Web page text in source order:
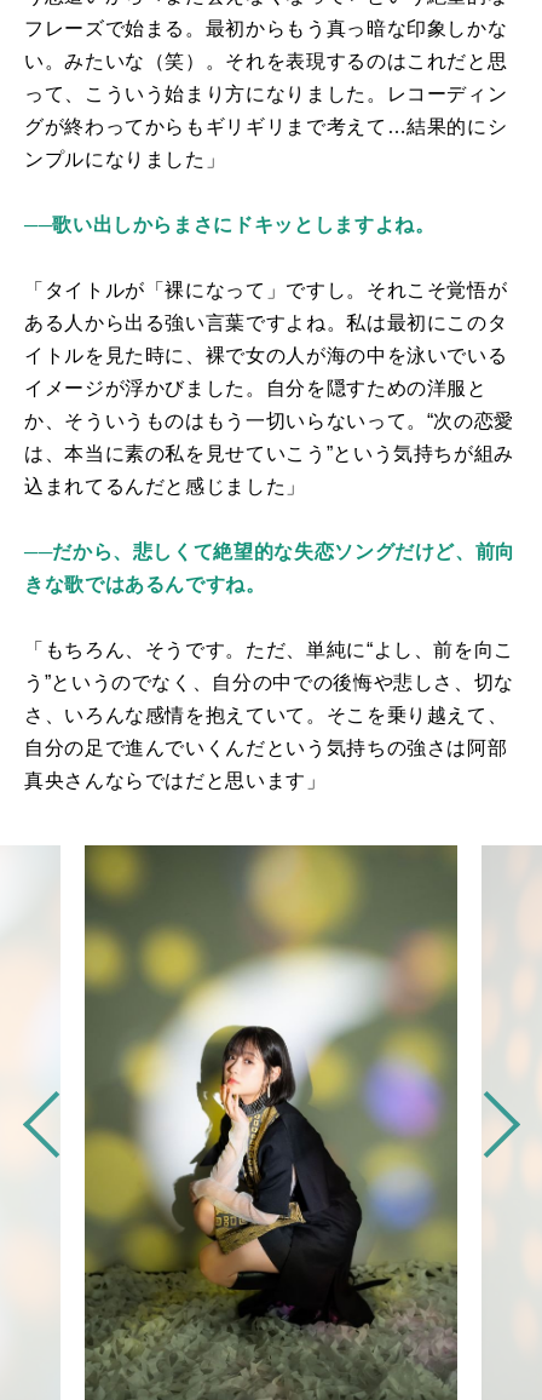
フレーズで始まる。最初からもう真っ暗な印象しかな
い。みたいな（笑）。それを表現するのはこれだと思
って、こういう始まり方になりました。レコーディン
グが終わってからもギリギリまで考えて…結果的にシ
ンプルになりました」
──歌い出しからまさにドキッとしますよね。
「タイトルが「裸になって」ですし。それこそ覚悟が
ある人から出る強い言葉ですよね。私は最初にこのタ
イトルを見た時に、裸で女の人が海の中を泳いでいる
イメージが浮かびました。自分を隠すための洋服と
か、そういうものはもう一切いらないって。“次の恋愛
は、本当に素の私を見せていこう”という気持ちが組み
込まれてるんだと感じました」
──だから、悲しくて絶望的な失恋ソングだけど、前向
きな歌ではあるんですね。
「もちろん、そうです。ただ、単純に“よし、前を向こ
う”というのでなく、自分の中での後悔や悲しさ、切な
さ、いろんな感情を抱えていて。そこを乗り越えて、
自分の足で進んでいくんだという気持ちの強さは阿部
真央さんならではだと思います」